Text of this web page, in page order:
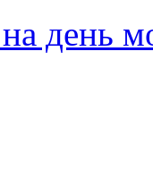
день